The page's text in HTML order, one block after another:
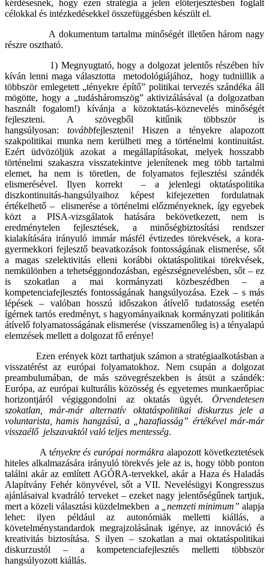
kérdésesnek, hogy ezen stratégia a jelen előterjesztésben foglalt
célokkal és intézkedésekkel összefüggésben készült el.
A dokumentum tartalma minőségét illetően három nagy
részre osztható.
1) Megnyugtató, hogy a dolgozat jelentős részében hív
kíván lenni maga választotta metodológiájához, hogy tudniillik a
többször emlegetett „tényekre építő” politikai tervezés szándéka áll
mögötte, hogy a „tudásháromszög” aktivizálásával (a dolgozatban
használt fogalom!) kívánja a közoktatás-köznevelés minőségét
fejleszteni. A szövegből kitűnik többször is
hangsúlyosan: továbbfejleszteni! Hiszen a tényekre alapozott
szakpolitikai munka nem kerülheti meg a történelmi kontinuitást.
Ezért üdvözöljük azokat a megállapításokat, melyek hosszabb
történelmi szakaszra visszatekintve jelenítenek meg több tartalmi
elemet, ha nem is töretlen, de folyamatos fejlesztési szándék
elismerésével. Ilyen korrekt – a jelenlegi oktatáspolitika
diszkontinuitás-hangsúlyaihoz képest kifejezetten fordulatnak
értékelhető – elismerése a történelmi előzményeknek, így egyebek
közt a PISA-vizsgálatok hatására bekövetkezett, nem is
eredménytelen fejlesztések, a minőségbiztosítási rendszer
kialakítására irányuló immár másfél évtizedes törekvések, a kora-
gyermekkori fejlesztő beavatkozások fontosságának elismerése, sőt
a magas szelektivitás elleni korábbi oktatáspolitikai törekvések,
nemkülönben a tehetséggondozásban, egészségnevelésben, sőt – ez
is szokatlan a mai kormányzati közbeszédben – a
kompetenciafejlesztés fontosságának hangsúlyozása. Ezek – s más
lépések – valóban hosszú időszakon átívelő tudatosság esetén
ígérnek tartós eredményt, s hagyományaiknak kormányzati politikán
átívelő folyamatosságának elismerése (visszamenőleg is) a tényalapú
elemzések mellett a dolgozat fő erénye!
Ezen erények közt tarthatjuk számon a stratégiaalkotásban a
visszatérést az európai folyamatokhoz. Nem csupán a dolgozat
preambulumában, de más szövegrészekben is átsüt a szándék:
Európa, az európai kulturális közösség és egyetemes munkaerőpiac
horizontjáról végiggondolni az oktatás ügyét. Örvendetesen
szokatlan, már-már alternatív oktatáspolitikai diskurzus jele a
voluntarista, hamis hangzású, a „hazafiasság” értékével már-már
visszaélő jelszavaktól való teljes mentesség.
A tényekre és európai normákraalapozott következtetések
hiteles alkalmazására irányuló törekvés jele az is, hogy több ponton
találni akár az említett AGÓRA-tervekkel, akár a Haza és Haladás
Alapítvány Fehér könyvével, sőt a VII. Nevelésügyi Kongresszus
ajánlásaival kvadráló terveket – ezeket nagy jelentőségűnek tartjuk,
mert a közeli választási küzdelmekben a
„nemzeti minimum” alapja
lehet: ilyen például az autonómiák melletti kiállás, a
követelménystandardok megrajzolásának igénye, az innováció és
kreativitás biztosítása. S ilyen – szokatlan a mai oktatáspolitikai
diskurzustól – a kompetenciafejlesztés melletti többször
hangsúlyozott kiállás.